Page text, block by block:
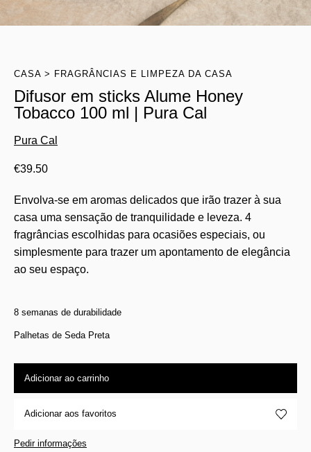
CASA FRAGRÂNCIAS E LIMPEZA DA CASA
Difusor em sticks Alume Honey
Tobacco 100 ml | Pura Cal
Pura Cal
€39.50
Envolva-se em aromas delicados que irão trazer à sua
casa uma sensação de tranquilidade e leveza. 4
fragrâncias escolhidas para ocasiões especiais, ou
simplesmente para trazer um apontamento de elegância
ao seu espaço.
8 semanas de durabilidade
Palhetas de Seda Preta
Adicionar ao carrinho
Adicionar aos favoritos
Pedir informações